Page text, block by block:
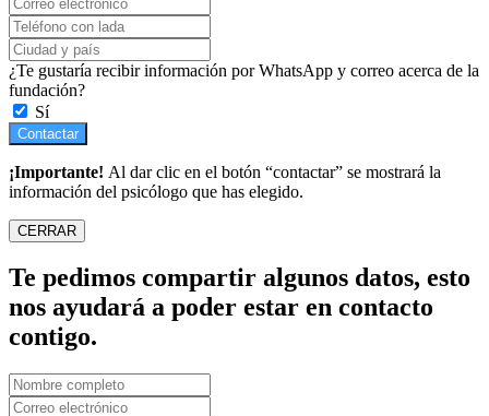
¿Te gustaría recibir información por WhatsApp y correo acerca de la
fundación?
Sí
Contactar
¡Importante! Al dar clic en el botón “contactar” se mostrará la
información del psicólogo que has elegido.
CERRAR
Te pedimos compartir algunos datos, esto
nos ayudará a poder estar en contacto
contigo.